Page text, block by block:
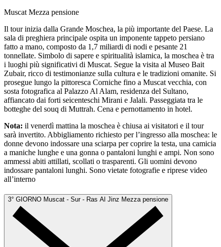
Muscat Mezza pensione
Il tour inizia dalla Grande Moschea, la più importante del Paese. La
sala di preghiera principale ospita un imponente tappeto persiano
fatto a mano, composto da 1,7 miliardi di nodi e pesante 21
tonnellate. Simbolo di sapere e spiritualità islamica, la moschea è tra
i luoghi più significativi di Muscat. Segue la visita al Museo Bait
Zubair, ricco di testimonianze sulla cultura e le tradizioni omanite. Si
prosegue lungo la pittoresca Corniche fino a Muscat vecchia, con
sosta fotografica al Palazzo Al Alam, residenza del Sultano,
affiancato dai forti seicenteschi Mirani e Jalali. Passeggiata tra le
botteghe del souq di Muttrah. Cena e pernottamento in hotel.
Nota: il venerdì mattina la moschea è chiusa ai visitatori e il tour
sarà invertito. Abbigliamento richiesto per l’ingresso alla moschea: le
donne devono indossare una sciarpa per coprire la testa, una camicia
a maniche lunghe e una gonna o pantaloni lunghi e ampi. Non sono
ammessi abiti attillati, scollati o trasparenti. Gli uomini devono
indossare pantaloni lunghi. Sono vietate fotografie e riprese video
all’interno
3° GIORNO Muscat - Sur - Ras Al Jinz Mezza pensione